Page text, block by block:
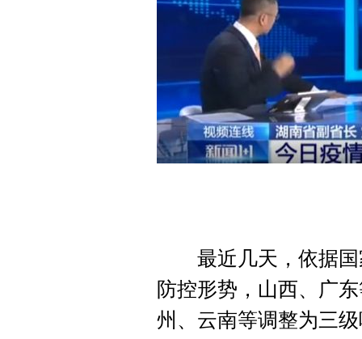
最近几天，依据国
防控形势，山西、广
州、云南等调整为三